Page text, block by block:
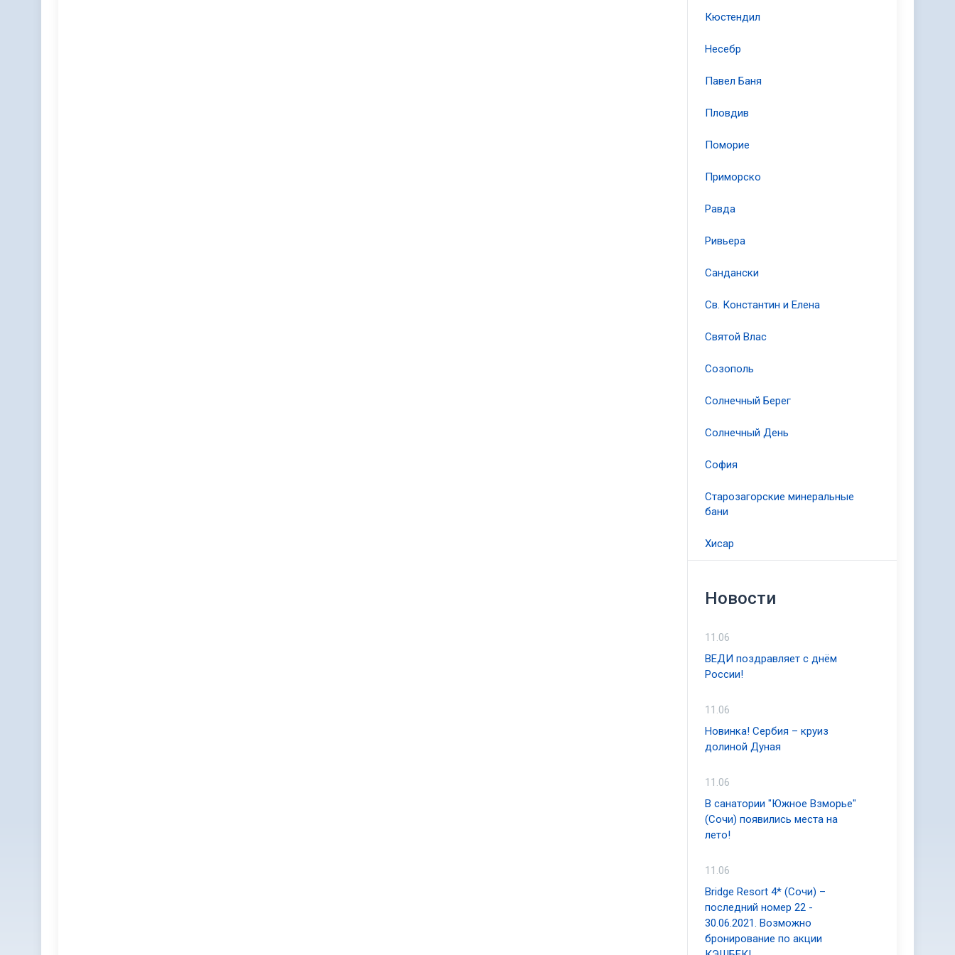
Кюстендил
Несебр
Павел Баня
Пловдив
Поморие
Приморско
Равда
Ривьера
Сандански
Св. Константин и Елена
Святой Влас
Созополь
Солнечный Берег
Солнечный День
София
Старозагорские минеральные
бани
Хисар
Новости
11.06
ВЕДИ поздравляет с днём
России!
11.06
Новинка! Сербия – круиз
долиной Дуная
11.06
В санатории "Южное Взморье"
(Сочи) появились места на
лето!
11.06
Bridge Resort 4* (Сочи) –
последний номер 22 -
30.06.2021. Возможно
бронирование по акции